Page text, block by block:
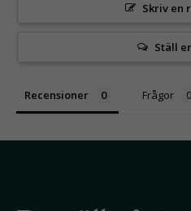
Skriv en
Ställ
Recensioner Frågor